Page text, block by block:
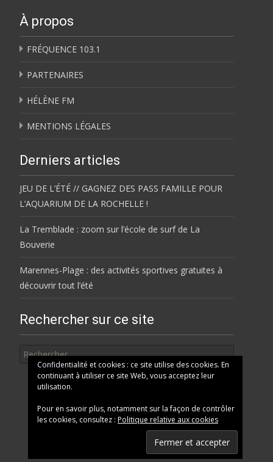
À propos
FRÉQUENCE 103.1
PARTENAIRES
HÉLÈNE FM
MENTIONS LÉGALES
Derniers articles
JEU DE L’ÉTÉ // GAGNEZ DES PASS FAMILLE POUR
L’AQUARIUM DE LA ROCHELLE !
La Tremblade : zoom sur l’école de surf de La
Bouverie
Marennes-Plage : des activités sportives gratuites à
découvrir tout l’été
Rechercher sur ce site
Confidentialité et cookies : ce site utilise des cookies. En
continuant à utiliser ce site Web, vous acceptez leur
utilisation.
Pour en savoir plus, notamment sur la façon de contrôler
les cookies, consultez : Politique relative aux cookies